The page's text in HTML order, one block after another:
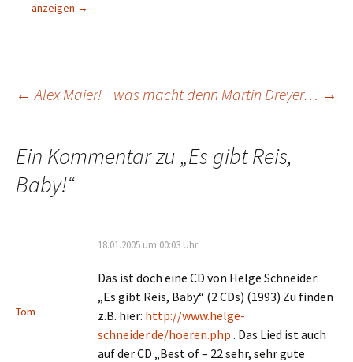
anzeigen →
Beitragsnavigation
← Alex Maier! was macht denn Martin Dreyer… →
Ein Kommentar zu „Es gibt Reis,
Baby!“
Tom
18.01.2005 um 00:03 Uhr
Das ist doch eine CD von Helge Schneider:
„Es gibt Reis, Baby“ (2 CDs) (1993) Zu finden
z.B. hier: http://www.helge-
schneider.de/hoeren.php . Das Lied ist auch
auf der CD „Best of – 22 sehr, sehr gute